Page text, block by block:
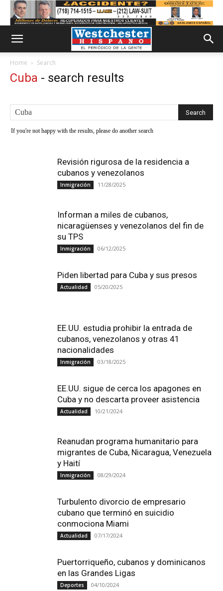
Home Search
Cuba - search results
If you're not happy with the results, please do another search
Revisión rigurosa de la residencia a
cubanos y venezolanos
Inmigración 11/28/2025
Informan a miles de cubanos,
nicaragüenses y venezolanos del fin de
su TPS
Inmigración 06/12/2025
Piden libertad para Cuba y sus presos
Actualidad 05/20/2025
EE.UU. estudia prohibir la entrada de
cubanos, venezolanos y otras 41
nacionalidades
Inmigración 03/18/2025
EE.UU. sigue de cerca los apagones en
Cuba y no descarta proveer asistencia
Actualidad 10/21/2024
Reanudan programa humanitario para
migrantes de Cuba, Nicaragua, Venezuela
y Haití
Inmigración 08/29/2024
Turbulento divorcio de empresario
cubano que terminó en suicidio
conmociona Miami
Actualidad 07/17/2024
Puertorriqueño, cubanos y dominicanos
en las Grandes Ligas
Deportes 04/10/2024